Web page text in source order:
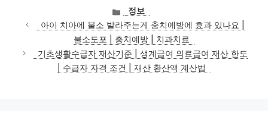
카
테
고
리
정보
아이 치아에 불소 발라주는게 충치예방에 효과 있나요 |
불소도포 | 충치예방 | 치과치료
기초생활수급자 재산기준 | 생계급여 의료급여 재산 한도
| 수급자 자격 조건 | 재산 환산액 계산법